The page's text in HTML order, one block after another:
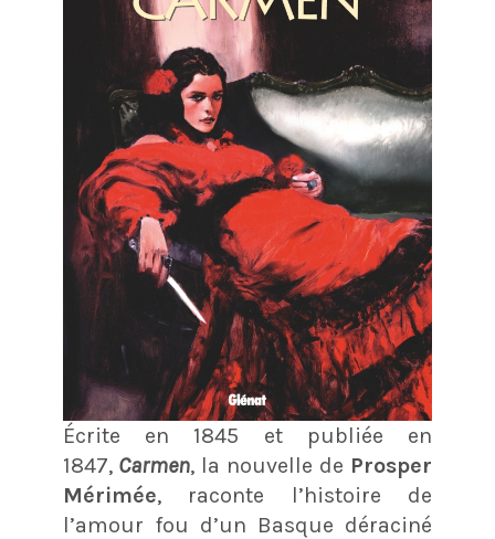
Écrite en 1845 et publiée en
1847, Carmen, la nouvelle de Prosper
Mérimée, raconte l’histoire de
l’amour fou d’un Basque déraciné